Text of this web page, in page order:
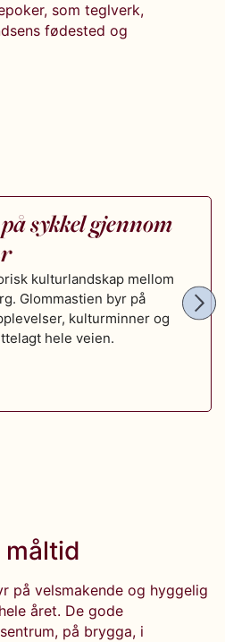
som teglverk,
fødested og
sykkel gjennom
kulturlandskap mellom
Glommastien byr på
kulturminner og
hele veien.
på velsmakende og hyggelig
året. De gode
på brygga, i